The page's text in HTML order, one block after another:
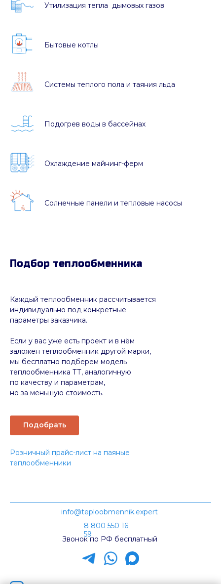
Утилизация тепла дымовых газов
Бытовые котлы
Системы теплого пола и таяния льда
Подогрев воды в бассейнах
Охлаждение майнинг-ферм
Солнечные панели и тепловые насосы
Подбор теплообменника
Подобрать
Каждый теплообменник рассчитывается
индивидуально под конкретные
параметры заказчика.
Если у вас уже есть проект и в нём
заложен теплообменник другой марки,
мы бесплатно подберем модель
теплообменника ТТ, аналогичную
по качеству и параметрам,
но за меньшую стоимость.
Розничный прайс-лист на паяные
теплообменники
Звонок по РФ бесплатный
8 800 550 16
59
info@teploobmennik.expert